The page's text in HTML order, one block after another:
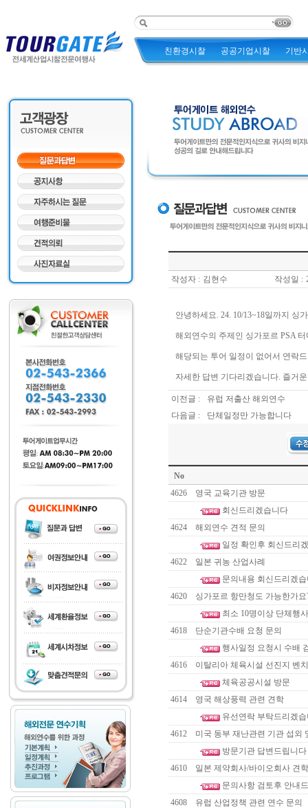
친환경시찰 공공기업시찰 기반
작성자 : 김현수 작성일 :
안녕하세요. 24. 10/13~18일까지 싱
해외연수의 주제인 싱가포르 PSA
해당되는 투어 일정이 없어서 연락
자세한 답변 기다리겠습니다. 즐거
이전글 :
유럽 저출산 해외연수
다음글 :
단체일정만 가능합니다
No
4626
영국 교육기관 방문
회신드리겠습니다
4624
해외연수 견적 문의
일정 확인후 회신드리
4622
일본 귀농 산업사례
문의내용 회신드리겠
4620
싱가포르 항만청도 가능한가요
최소 10명이상 단체행
4618
단순기관수배 요청 문의
행사일정 요청시 수배
4616
이탈리아 체육시설 선진지 벤
체육공공시설 방문
4614
영국 해상풍력 관련 견학
유선연락 부탁드리겠
4612
미국 동부 재난관련 기관 섭외
방문기관 답변드립니다
4610
일본 제약회사/바이오회사 견
문의사항 검토후 안내
4608
유럽 산업정책 관련 연수 문의